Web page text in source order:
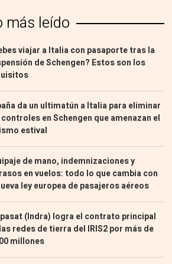
más leído
viajar a Italia con pasaporte tras la
de Schengen? Estos son los
da un ultimatún a Italia para eliminar
en Schengen que amenazan el
estival
de mano, indemnizaciones y
en vuelos: todo lo que cambia con
ley europea de pasajeros aéreos
(Indra) logra el contrato principal
redes de tierra del IRIS2 por más de
millones